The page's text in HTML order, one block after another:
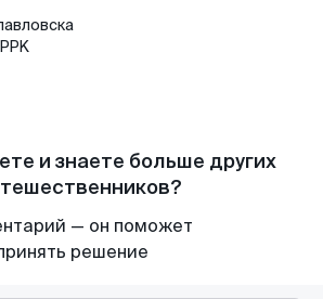
PPK
и знаете больше других
— он поможет
решение